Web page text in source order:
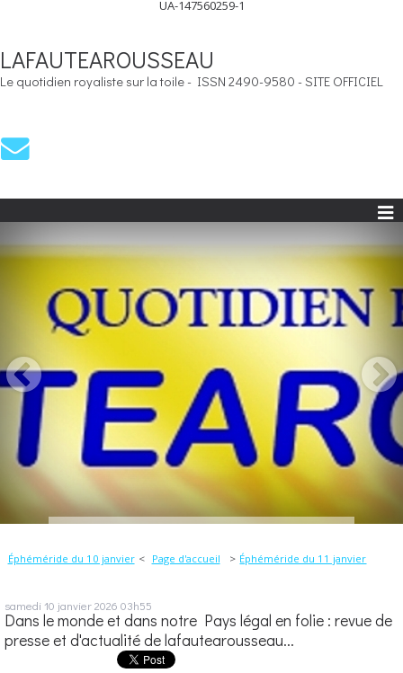
UA-147560259-1
LAFAUTEAROUSSEAU
Le quotidien royaliste sur la toile - ISSN 2490-9580 - SITE OFFICIEL
Éphéméride du 10 janvier Page d'accueil Éphéméride du 11 janvier
samedi 10 janvier 2026 03h55
Dans le monde et dans notre Pays légal en folie : revue de
presse et d'actualité de lafautearousseau...